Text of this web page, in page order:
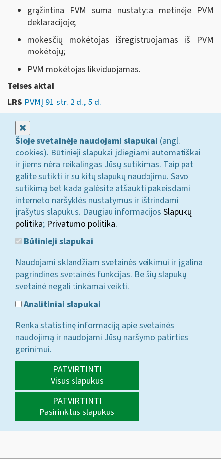
grąžintina PVM suma nustatyta metinėje PVM
deklaracijoje;
mokesčių mokėtojas išregistruojamas iš PVM
mokėtojų;
PVM mokėtojas likviduojamas.
Teises aktai
LRS PVMĮ 91 str. 2 d., 5 d.
Šioje svetainėje naudojami slapukai (angl.
cookies). Būtinieji slapukai įdiegiami automatiškai
ir jiems nėra reikalingas Jūsų sutikimas. Taip pat
galite sutikti ir su kitų slapukų naudojimu. Savo
sutikimą bet kada galėsite atšaukti pakeisdami
interneto naršyklės nustatymus ir ištrindami
įrašytus slapukus. Daugiau informacijos Slapukų
politika; Privatumo politika.
Būtinieji slapukai
Naudojami sklandžiam svetainės veikimui ir įgalina
pagrindines svetainės funkcijas. Be šių slapukų
svetainė negali tinkamai veikti.
Analitiniai slapukai
Renka statistinę informaciją apie svetainės
naudojimą ir naudojami Jūsų naršymo patirties
gerinimui.
PATVIRTINTI
Visus slapukus
PATVIRTINTI
Pasirinktus slapukus